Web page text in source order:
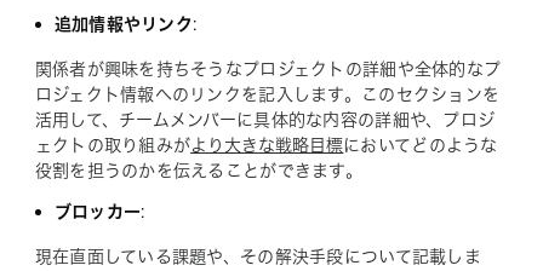
追加情報やリンク :
関係者が興味を持ちそうなプロジェクトの詳細や全体的なプ
ロジェクト情報へのリンクを記入します。このセクションを
活用して、チームメンバーに具体的な内容の詳細や、プロジ
ェクトの取り組みがより大きな戦略目標においてどのような
役割を担うのかを伝えることができます。
ブロッカー:
現在直面している課題や、その解決手段について記載しま